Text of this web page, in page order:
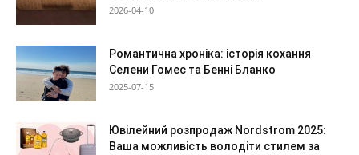
2026-04-10
Романтична хроніка: історія кохання
Селени Гомес та Бенні Бланко
2025-07-15
Ювілейний розпродаж Nordstrom 2025:
Ваша можливість володіти стилем за